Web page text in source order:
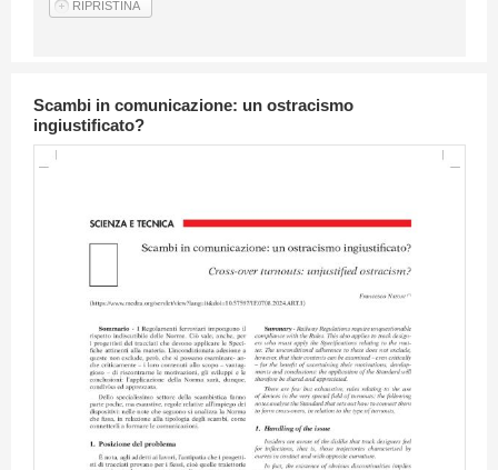
Scambi in comunicazione: un ostracismo
ingiustificato?